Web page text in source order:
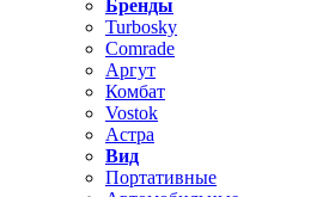
Бренды
Turbosky
Comrade
Аргут
Комбат
Vostok
Астра
Вид
Портативные